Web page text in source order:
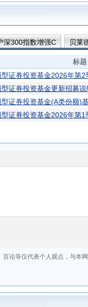
深300指数增强C
贝莱
贝莱德中
利混合A 贝莱德欣悦
标题
证券投资基金2026年第2
证券投资基金更新招募
证券投资基金(A类份额)
证券投资基金2026年第1